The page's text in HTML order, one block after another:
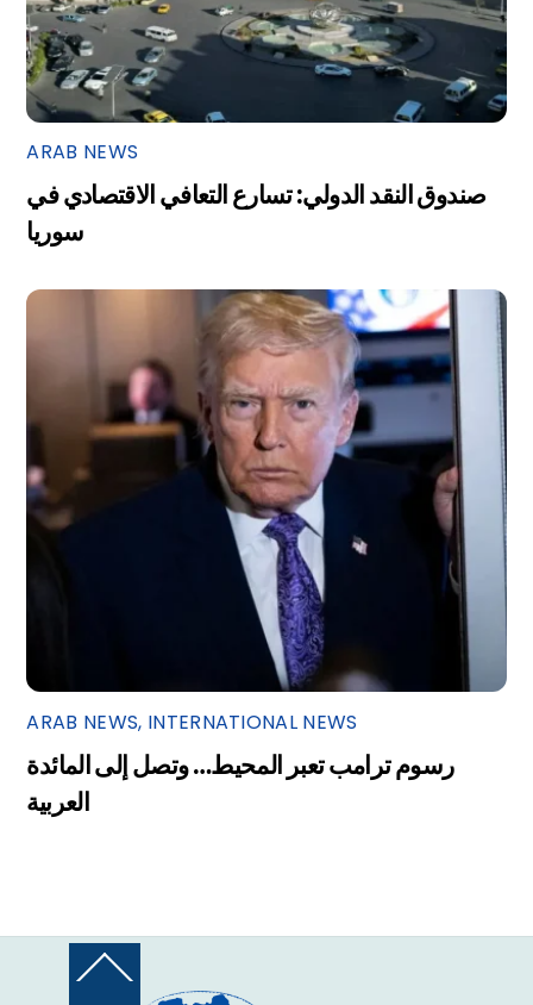
ARAB NEWS
صندوق النقد الدولي: تسارع التعافي الاقتصادي في
سوريا
ARAB NEWS, INTERNATIONAL NEWS
رسوم ترامب تعبر المحيط… وتصل إلى المائدة
العربية
Back